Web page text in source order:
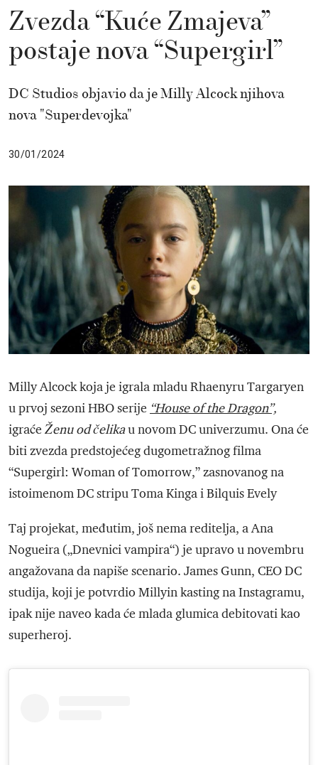
Zvezda “Kuće Zmajeva”
postaje nova “Supergirl”
DC Studios objavio da je Milly Alcock njihova
nova "Superdevojka"
30/01/2024
Milly Alcock koja je igrala mladu Rhaenyru Targaryen
u prvoj sezoni HBO serije “House of the Dragon”,
igraće Ženu od čelikau novom DC univerzumu. Ona će
biti zvezda predstojećeg dugometražnog filma
“Supergirl: Woman of Tomorrow,” zasnovanog na
istoimenom DC stripu Toma Kinga i Bilquis Evely
Taj projekat, međutim, još nema reditelja, a Ana
Nogueira („Dnevnici vampira“) je upravo u novembru
angažovana da napiše scenario. James Gunn, CEO DC
studija, koji je potvrdio Millyin kasting na Instagramu,
ipak nije naveo kada će mlada glumica debitovati kao
superheroj.